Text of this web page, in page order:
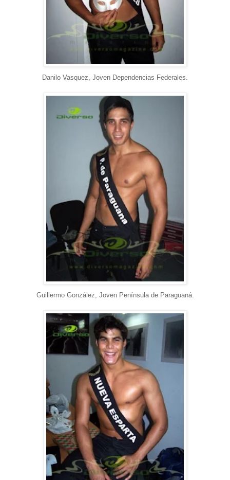
Danilo Vasquez, Joven Dependencias Federales.
Guillermo González, Joven Península de Paraguaná.